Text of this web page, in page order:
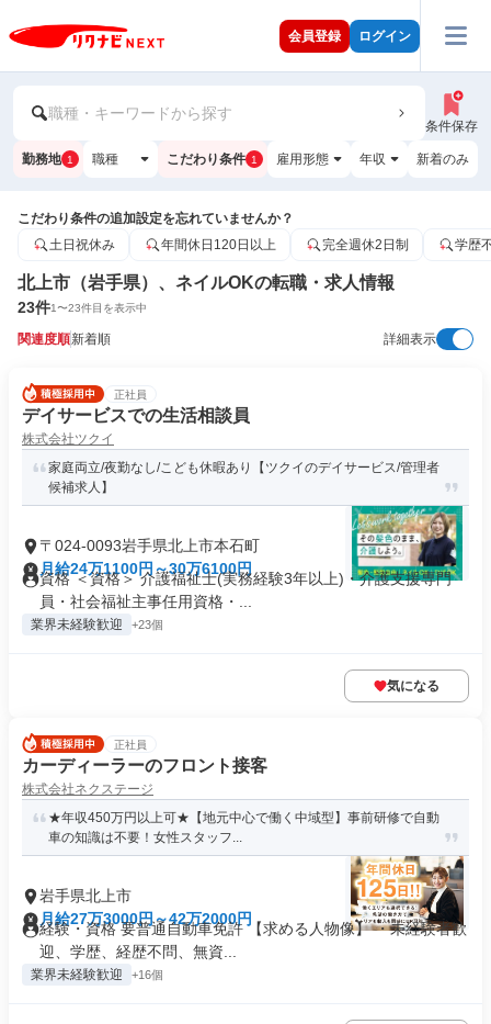
会員登録 ログイン
職種・キーワードから探す
条件保存
勤務地 1 職種 こだわり条件 1 雇用形態 年収 新着のみ
こだわり条件の追加設定を忘れていませんか？
土日祝休み
年間休日120日以上 完全週休2日制 学歴
北上市（岩手県）、ネイルOKの転職・求人情報
23件1〜23件目を表示中
関連度順新着順 詳細表示
正社員
デイサービスでの生活相談員
株式会社ツクイ
家庭両立/夜勤なし/こども休暇あり【ツクイのデイサービス/管理者
候補求人】
〒024-0093岩手県北上市本石町
月給24万1100円～30万6100円
資格 ＜資格＞ 介護福祉士(実務経験3年以上)・介護支援専門
員・社会福祉主事任用資格・...
業界未経験歓迎 +23個
気になる
正社員
カーディーラーのフロント接客
株式会社ネクステージ
★年収450万円以上可★【地元中心で働く中域型】事前研修で自動
車の知識は不要！女性スタッフ...
岩手県北上市
月給27万3000円～42万2000円
経験・資格 要普通自動車免許 【求める人物像】 ・未経験者歓
迎、学歴、経歴不問、無資...
業界未経験歓迎 +16個